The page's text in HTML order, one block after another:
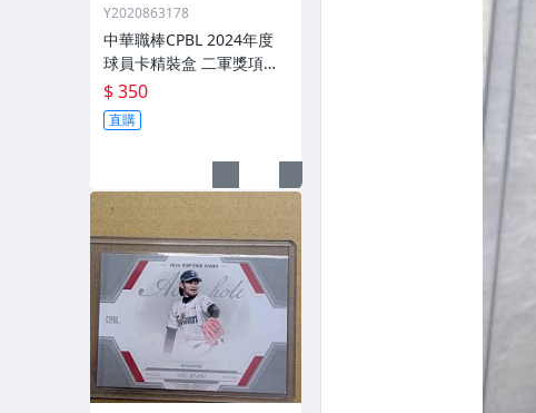
Y2020863178
中華職棒CPBL 2024年度
球員卡精裝盒 二軍獎項卡
特卡 一套 共十張 劉家翔
林耀煌 溫展樂 藍愷青 黃柏
豪 張士綸 凱力士
$ 350
直購